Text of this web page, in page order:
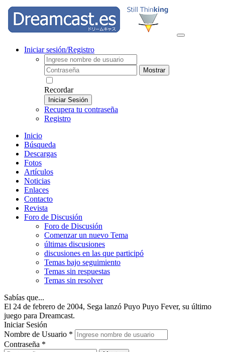
Iniciar sesión/Registro
Mostrar
Recordar
Iniciar Sesión
Recupera tu contraseña
Registro
Inicio
Búsqueda
Descargas
Fotos
Artículos
Noticias
Enlaces
Contacto
Revista
Foro de Discusión
Foro de Discusión
Comenzar un nuevo Tema
últimas discusiones
discusiones en las que participó
Temas bajo seguimiento
Temas sin respuestas
Temas sin resolver
Sabías que...
El 24 de febrero de 2004, Sega lanzó Puyo Puyo Fever, su último
juego para Dreamcast.
Iniciar Sesión
Nombre de Usuario *
Contraseña *